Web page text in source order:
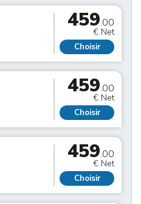
459.00
€ Net
Choisir
459.00
€ Net
Choisir
459.00
€ Net
Choisir